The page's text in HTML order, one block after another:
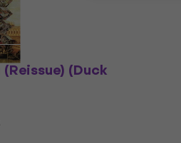
(Duck